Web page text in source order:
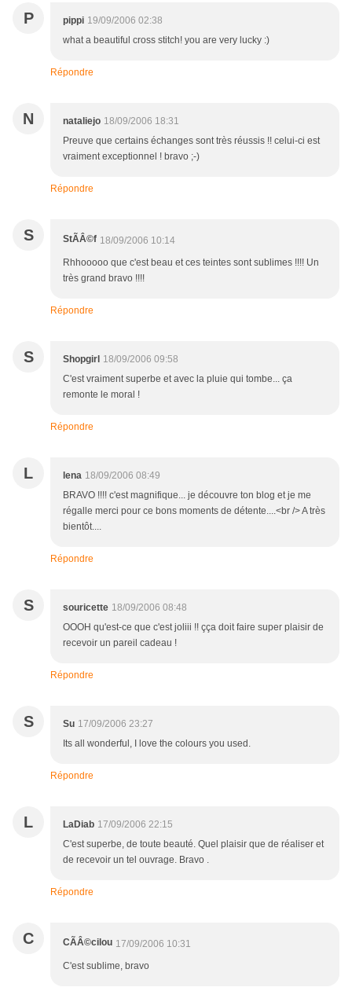
P pippi 19/09/2006 02:38
what a beautiful cross stitch! you are very lucky :)
Répondre
N nataliejo 18/09/2006 18:31
Preuve que certains échanges sont très réussis !! celui-ci est
vraiment exceptionnel ! bravo ;-)
Répondre
S StÃÂ©f 18/09/2006 10:14
Rhhooooo que c'est beau et ces teintes sont sublimes !!!! Un
très grand bravo !!!!
Répondre
S Shopgirl 18/09/2006 09:58
C'est vraiment superbe et avec la pluie qui tombe... ça
remonte le moral !
Répondre
L lena 18/09/2006 08:49
BRAVO !!!! c'est magnifique... je découvre ton blog et je me
régalle merci pour ce bons moments de détente....<br /> A très
bientôt....
Répondre
S souricette 18/09/2006 08:48
OOOH qu'est-ce que c'est joliii !! çça doit faire super plaisir de
recevoir un pareil cadeau !
Répondre
S Su 17/09/2006 23:27
Its all wonderful, I love the colours you used.
Répondre
L LaDiab 17/09/2006 22:15
C'est superbe, de toute beauté. Quel plaisir que de réaliser et
de recevoir un tel ouvrage. Bravo .
Répondre
C CÃÂ©cilou 17/09/2006 10:31
C'est sublime, bravo